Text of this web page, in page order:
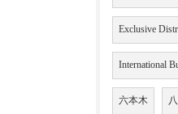
Exclusive
International
六本木